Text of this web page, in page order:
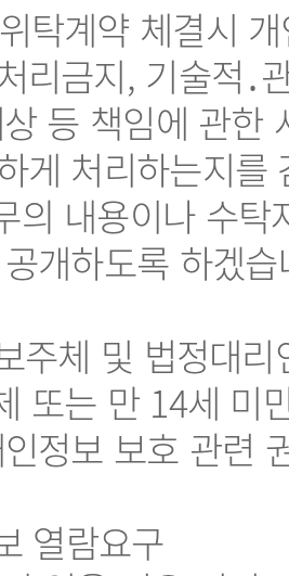
탁계약 체결시
리금지, 기술적․
등 책임에 관한
게 처리하는지를
내용이나 수탁
개하도록 하겠
주체 및 법정대
또는 만 14세 미
정보 보호 관련
열람요구